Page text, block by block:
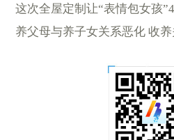
这次全屋定制让“表情包女孩
养父母与养子女关系恶化 收